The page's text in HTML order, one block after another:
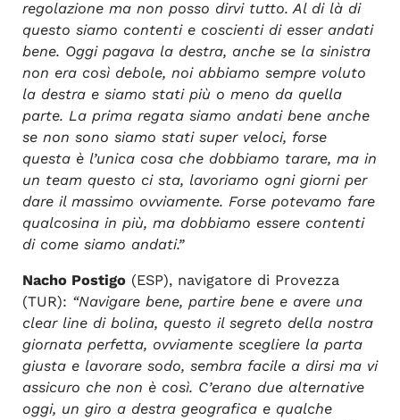
regolazione ma non posso dirvi tutto. Al di là di
questo siamo contenti e coscienti di esser andati
bene. Oggi pagava la destra, anche se la sinistra
non era così debole, noi abbiamo sempre voluto
la destra e siamo stati più o meno da quella
parte. La prima regata siamo andati bene anche
se non sono siamo stati super veloci, forse
questa è l’unica cosa che dobbiamo tarare, ma in
un team questo ci sta, lavoriamo ogni giorni per
dare il massimo ovviamente. Forse potevamo fare
qualcosina in più, ma dobbiamo essere contenti
di come siamo andati.”
Nacho Postigo(ESP), navigatore di Provezza
(TUR): “Navigare bene, partire bene e avere una
clear line di bolina, questo il segreto della nostra
giornata perfetta, ovviamente scegliere la parta
giusta e lavorare sodo, sembra facile a dirsi ma vi
assicuro che non è così. C’erano due alternative
oggi, un giro a destra geografica e qualche